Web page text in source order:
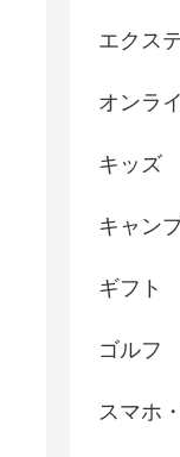
エクス
オンラ
キッズ
キャン
ギフト
ゴルフ
スマホ